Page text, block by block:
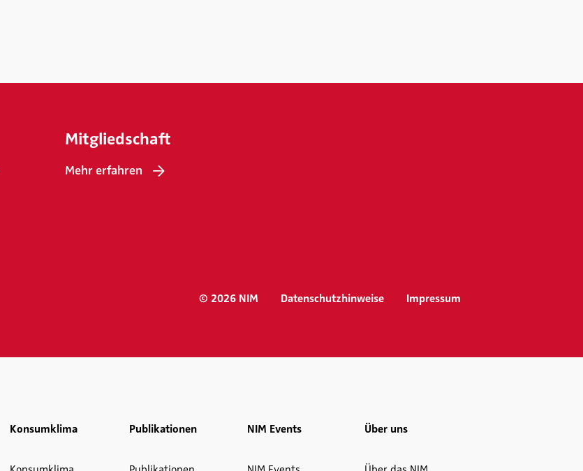
Mitgliedschaft
Mehr erfahren
© 2026 NIM Datenschutzhinweise Impressum
Konsumklima Publikationen NIM Events Über uns